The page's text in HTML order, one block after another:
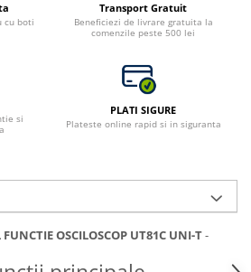
cu boti
Transport Gratuit
Beneficiezi de livrare gratuita la
comenzile peste 500 lei
si
PLATI SIGURE
Plateste online rapid si in siguranta
OSCILOSCOP UT81C UNI-T-